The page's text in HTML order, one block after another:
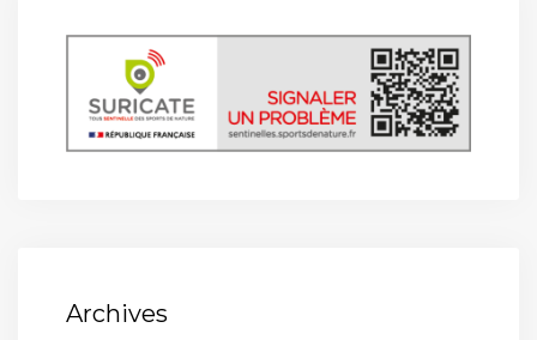
Archives